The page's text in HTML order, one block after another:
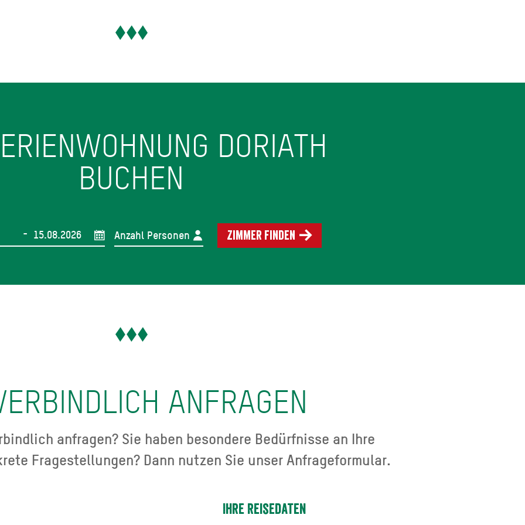
DORIATH
BUCHEN
- Anzahl Personen Zimmer finden
ANFRAGEN
anfragen? Sie haben besondere Bedürfnisse an Ihre
Fragestellungen? Dann nutzen Sie unser Anfrageformular.
Ihre Reisedaten